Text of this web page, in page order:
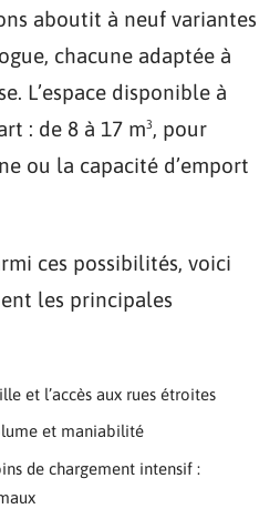
aboutit à neuf variantes
chacune adaptée à
L’espace disponible à
: de 8 à 17 m³, pour
ou la capacité d’emport
ces possibilités, voici
les principales
et l’accès aux rues étroites
et maniabilité
de chargement intensif :